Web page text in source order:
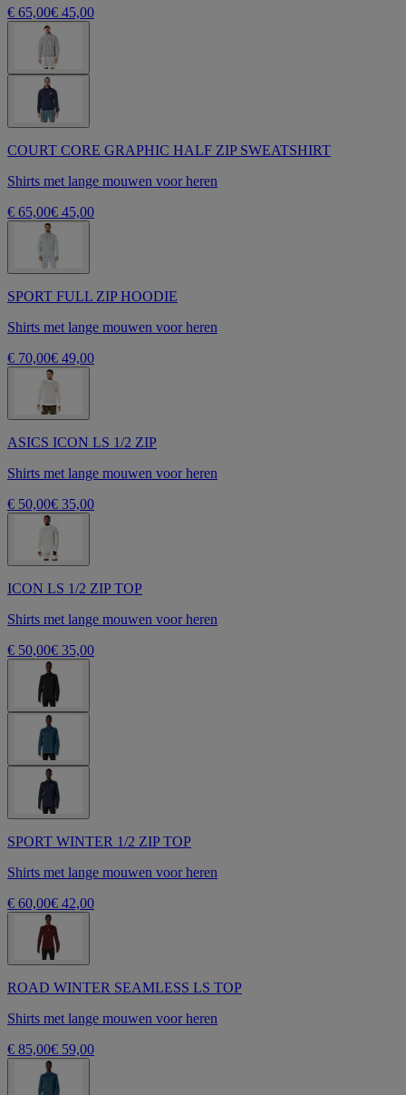
€ 65,00€ 45,00
COURT CORE GRAPHIC HALF ZIP SWEATSHIRT
Shirts met lange mouwen voor heren
€ 65,00€ 45,00
SPORT FULL ZIP HOODIE
Shirts met lange mouwen voor heren
€ 70,00€ 49,00
ASICS ICON LS 1/2 ZIP
Shirts met lange mouwen voor heren
€ 50,00€ 35,00
ICON LS 1/2 ZIP TOP
Shirts met lange mouwen voor heren
€ 50,00€ 35,00
SPORT WINTER 1/2 ZIP TOP
Shirts met lange mouwen voor heren
€ 60,00€ 42,00
ROAD WINTER SEAMLESS LS TOP
Shirts met lange mouwen voor heren
€ 85,00€ 59,00